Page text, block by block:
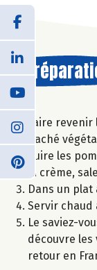
Faire
haché
Cuire les
la crème,
Dans un
Servir chaud
Le saviez-
découvre
retour en